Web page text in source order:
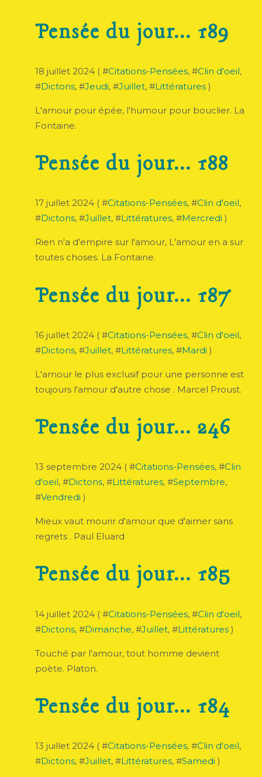
Pensée du jour... 189
18 juillet 2024 ( #Citations-Pensées, #Clin d'oeil,
#Dictons, #Jeudi, #Juillet, #Littératures )
L'amour pour épée, l'humour pour bouclier. La
Fontaine.
Pensée du jour... 188
17 juillet 2024 ( #Citations-Pensées, #Clin d'oeil,
#Dictons, #Juillet, #Littératures, #Mercredi )
Rien n'a d'empire sur l'amour, L'amour en a sur
toutes choses. La Fontaine.
Pensée du jour... 187
16 juillet 2024 ( #Citations-Pensées, #Clin d'oeil,
#Dictons, #Juillet, #Littératures, #Mardi )
L'amour le plus exclusif pour une personne est
toujours l'amour d'autre chose . Marcel Proust.
Pensée du jour... 246
13 septembre 2024 ( #Citations-Pensées, #Clin
d'oeil, #Dictons, #Littératures, #Septembre,
#Vendredi )
Mieux vaut mourir d'amour que d'aimer sans
regrets . Paul Eluard
Pensée du jour... 185
14 juillet 2024 ( #Citations-Pensées, #Clin d'oeil,
#Dictons, #Dimanche, #Juillet, #Littératures )
Touché par l'amour, tout homme devient
poète. Platon.
Pensée du jour... 184
13 juillet 2024 ( #Citations-Pensées, #Clin d'oeil,
#Dictons, #Juillet, #Littératures, #Samedi )